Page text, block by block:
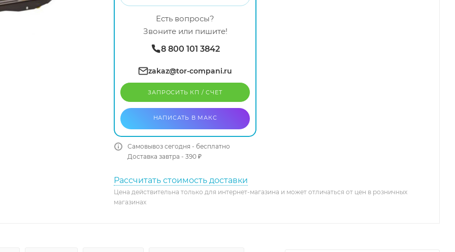
Есть вопросы?
Звоните или пишите!
8 800 101 3842
zakaz@tor-compani.ru
ЗАПРОСИТЬ КП / CЧЕТ
НАПИСАТЬ В МАКС
Самовывоз сегодня - бесплатно
Доставка завтра - 390 ₽
Рассчитать стоимость доставки
Цена действительна только для интернет-магазина и может отличаться от цен в розничных
магазинах